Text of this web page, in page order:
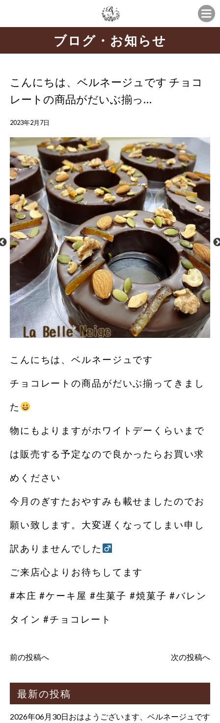
ブログ・お知らせ
こんにちは、ベルネージュです チョコ
レートの商品がだいぶ揃っ…
2023年2月7日
こんにちは、ベルネージュです
チョコレートの商品がだいぶ揃ってきまし
た
物にもよりますがホワイトデーくらいまで
は販売する予定なので良かったらお買い求
めください
今月のぎすたおやすみも載せましたのでお
願い致します。大変遅くなってしまい申し
訳ありませんでした‍
ご来店心よりお待ちしてます
#本庄 #ケーキ屋 #生菓子 #焼菓子 #バレン
タイン #チョコレート
前の投稿へ 次の投稿へ
最新の投稿
2026年06月30日おはようございます、ベルネージュです